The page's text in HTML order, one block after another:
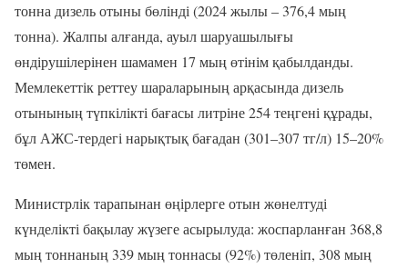
тонна дизель отыны бөлінді (2024 жылы – 376,4 мың
тонна). Жалпы алғанда, ауыл шаруашылығы
өндірушілерінен шамамен 17 мың өтінім қабылданды.
Мемлекеттік реттеу шараларының арқасында дизель
отынының түпкілікті бағасы литріне 254 теңгені құрады,
бұл АЖС-тердегі нарықтық бағадан (301–307 тг/л) 15–20%
төмен.
Министрлік тарапынан өңірлерге отын жөнелтуді
күнделікті бақылау жүзеге асырылуда: жоспарланған 368,8
мың тоннаның 339 мың тоннасы (92%) төленіп, 308 мың